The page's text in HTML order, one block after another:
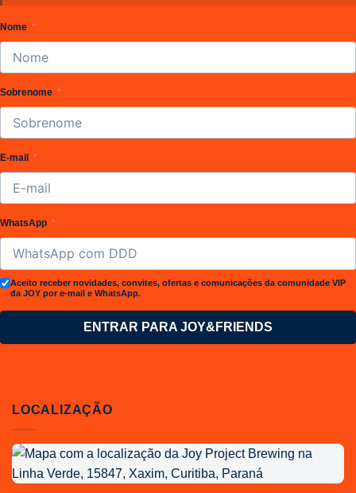
Nome
Sobrenome
E-mail
WhatsApp
Aceito receber novidades, convites, ofertas e comunicações da comunidade VIP
da JOY por e-mail e WhatsApp.
ENTRAR PARA JOY&FRIENDS
LOCALIZAÇÃO
Localização
da